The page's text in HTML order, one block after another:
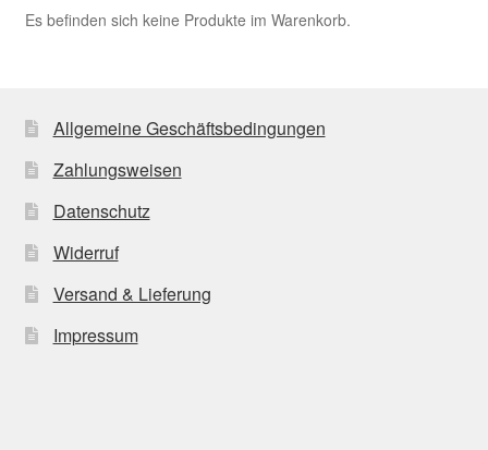
Es befinden sich keine Produkte im Warenkorb.
Allgemeine Geschäftsbedingungen
Zahlungsweisen
Datenschutz
Widerruf
Versand & Lieferung
Impressum